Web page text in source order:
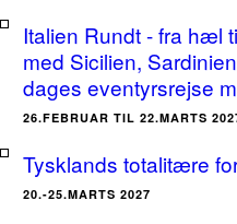
Italien Rundt - fra hæl
med Sicilien,
dages eventyrsrejse
26.FEBRUAR TIL 22.MARTS
Tysklands totalitære
20.-25.MARTS 2027